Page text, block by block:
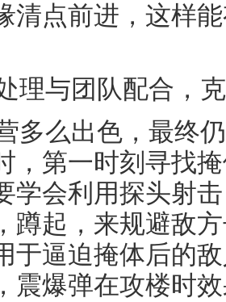
清点前进，这样
理与团队配合，
多么出色，最终
，第一时刻寻找
学会利用探头射
蹲起，来规避敌
于逼迫掩体后的
震爆弹在攻楼时